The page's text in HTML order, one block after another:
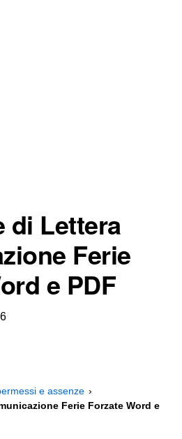
di Lettera
Ferie
e PDF
e assenze
Ferie Forzate Word e